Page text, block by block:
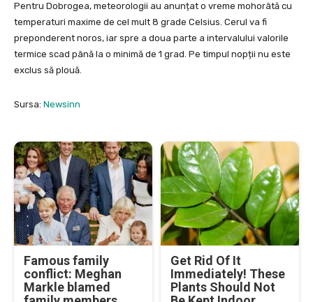
Pentru Dobrogea, meteorologii au anunțat o vreme mohorâtă cu
temperaturi maxime de cel mult 8 grade Celsius. Cerul va fi
preponderent noros, iar spre a doua parte a intervalului valorile
termice scad până la o minimă de 1 grad. Pe timpul nopții nu este
exclus să plouă.
Sursa: Newsinn
Famous family
conflict: Meghan
Markle blamed
Get Rid Of It
Immediately! These
Plants Should Not